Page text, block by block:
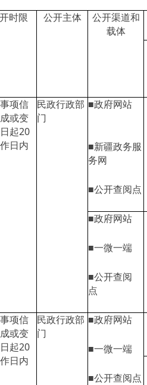
时限 公开主体
公开渠道和
载体
项信
或变
起20
日内
民政行政部
门
■政府网站
■新疆政务服
务网
■公开查阅点
■政府网站
■一微一端
■公开查阅
点
项信
或变
起20
日内
民政行政部
门
■政府网站
■一微一端
■公开查阅点